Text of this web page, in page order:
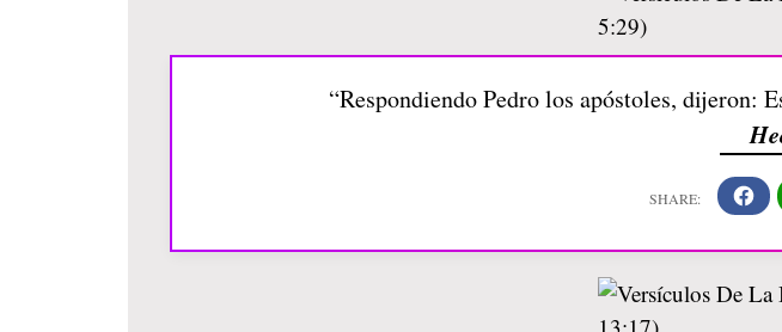
“Respondiendo Pedro los apóstoles, dijeron: